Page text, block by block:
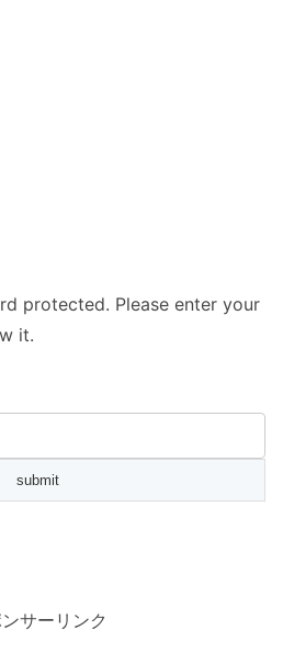
protected. Please enter your
it.
サーリンク